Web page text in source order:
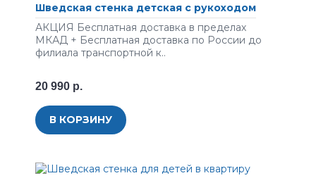
Шведская стенка детская с рукоходом
АКЦИЯ Бесплатная доставка в пределах
МКАД + Бесплатная доставка по России до
филиала транспортной к..
20 990 р.
В КОРЗИНУ